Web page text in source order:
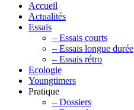
Accueil
Actualités
Essais
– Essais courts
– Essais longue durée
– Essais rétro
Ecologie
Youngtimers
Pratique
– Dossiers